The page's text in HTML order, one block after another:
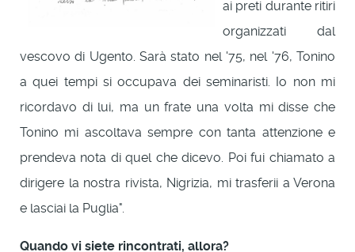
ai preti durante ritiri
organizzati dal
vescovo di Ugento. Sarà stato nel '75, nel '76, Tonino
a quei tempi si occupava dei seminaristi. Io non mi
ricordavo di lui, ma un frate una volta mi disse che
Tonino mi ascoltava sempre con tanta attenzione e
prendeva nota di quel che dicevo. Poi fui chiamato a
dirigere la nostra rivista, Nigrizia, mi trasferii a Verona
e lasciai la Puglia".
Quando vi siete rincontrati, allora?